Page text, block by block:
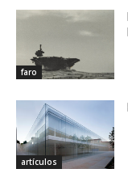
faro
artículos